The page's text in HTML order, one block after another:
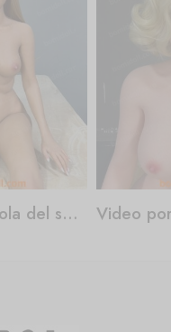
Piccola bambola del sesso della ragazza